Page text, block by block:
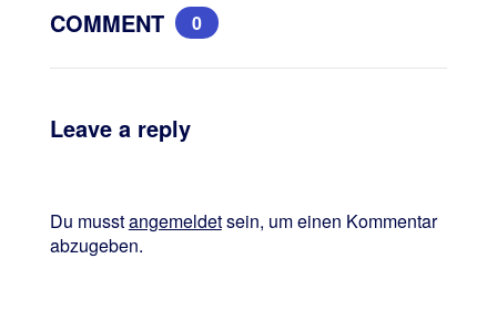
COMMENT 0
Leave a reply
Du musstangemeldetsein, um einen Kommentar
abzugeben.